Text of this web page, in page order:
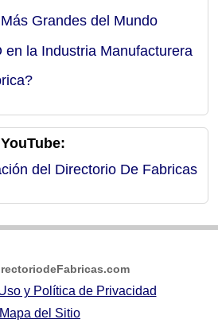
Grandes del Mundo
en la Industria Manufacturera
del Directorio De Fabricas
y Política de Privacidad
Mapa del Sitio